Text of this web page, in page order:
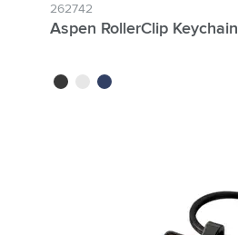
262742
Aspen RollerClip Keychain
noir blancbleu